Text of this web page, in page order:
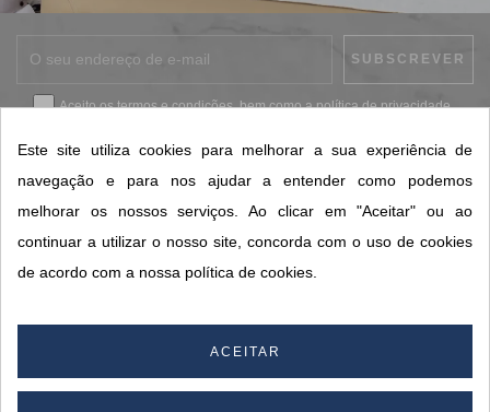
Aceito ostermos e condições, bem como apolítica de privacidade.
CONTACTOS SORISA
Este site utiliza cookies para melhorar a sua experiência de
navegação e para nos ajudar a entender como podemos
melhorar os nossos serviços. Ao clicar em "Aceitar" ou ao
continuar a utilizar o nosso site, concorda com o uso de cookies
de acordo com a nossa política de cookies.
ACEITAR